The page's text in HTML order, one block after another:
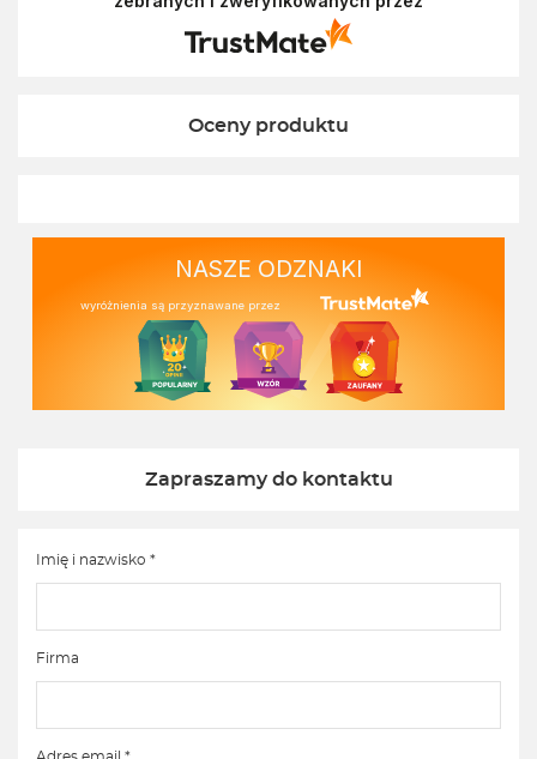
Ekofabryce. Mamy nadzieję, że do nas wrócisz :)
Pozdrawiamy
Oceny produktu
NASZE ODZNAKI
wyróżnienia są przyznawane przez
Zapraszamy do kontaktu
Imię i nazwisko *
Firma